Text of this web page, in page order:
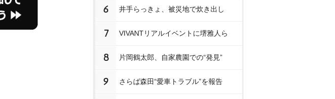
6 井手らっきょ、被災地で炊き出し
7 VIVANTリアルイベントに堺雅人ら
8 片岡鶴太郎、自家農園での“発見”
9 さらば森田“愛車トラブル”を報告